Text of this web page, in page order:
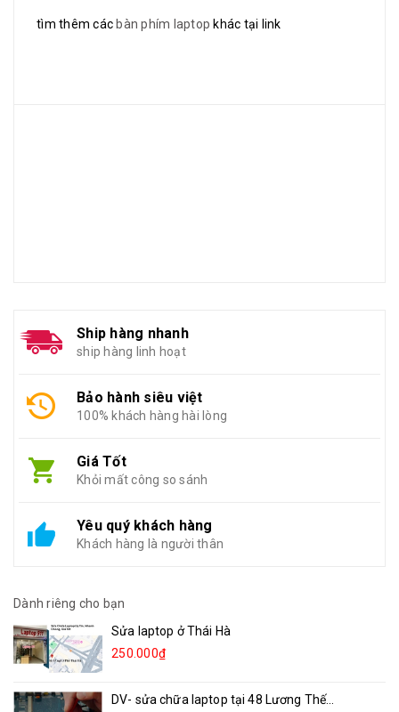
tìm thêm các bàn phím laptop khác tại link
Ship hàng nhanh
ship hàng linh hoạt
Bảo hành siêu việt
100% khách hàng hài lòng
Giá Tốt
Khỏi mất công so sánh
Yêu quý khách hàng
Khách hàng là người thân
Dành riêng cho bạn
Sửa laptop ở Thái Hà
250.000₫
DV- sửa chữa laptop tại 48 Lương Thế...